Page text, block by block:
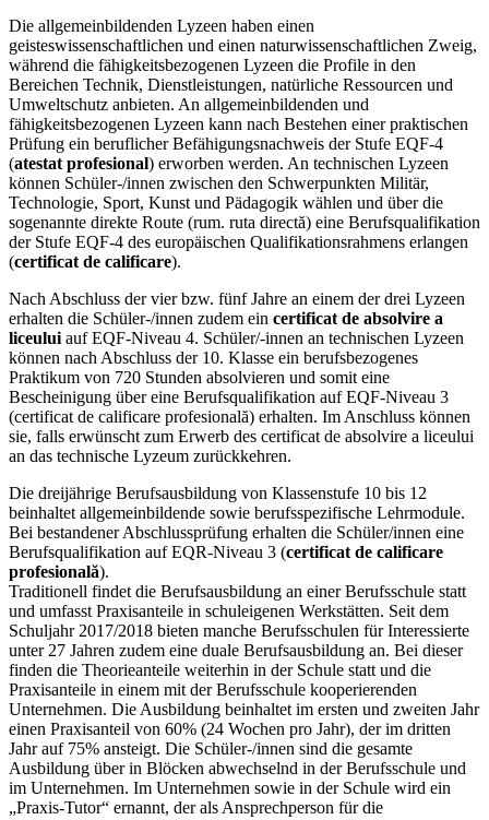
Die allgemeinbildenden Lyzeen haben einen
geisteswissenschaftlichen und einen naturwissenschaftlichen Zweig,
während die fähigkeitsbezogenen Lyzeen die Profile in den
Bereichen Technik, Dienstleistungen, natürliche Ressourcen und
Umweltschutz anbieten. An allgemeinbildenden und
fähigkeitsbezogenen Lyzeen kann nach Bestehen einer praktischen
Prüfung ein beruflicher Befähigungsnachweis der Stufe EQF-4
(atestat profesional) erworben werden. An technischen Lyzeen
können Schüler-/innen zwischen den Schwerpunkten Militär,
Technologie, Sport, Kunst und Pädagogik wählen und über die
sogenannte direkte Route (rum. ruta directă) eine Berufsqualifikation
der Stufe EQF-4 des europäischen Qualifikationsrahmens erlangen
(certificat de calificare).
Nach Abschluss der vier bzw. fünf Jahre an einem der drei Lyzeen
erhalten die Schüler-/innen zudem ein certificat de absolvire a
liceului auf EQF-Niveau 4. Schüler/-innen an technischen Lyzeen
können nach Abschluss der 10. Klasse ein berufsbezogenes
Praktikum von 720 Stunden absolvieren und somit eine
Bescheinigung über eine Berufsqualifikation auf EQF-Niveau 3
(certificat de calificare profesională) erhalten. Im Anschluss können
sie, falls erwünscht zum Erwerb des certificat de absolvire a liceului
an das technische Lyzeum zurückkehren.
Die dreijährige Berufsausbildung von Klassenstufe 10 bis 12
beinhaltet allgemeinbildende sowie berufsspezifische Lehrmodule.
Bei bestandener Abschlussprüfung erhalten die Schüler/innen eine
Berufsqualifikation auf EQR-Niveau 3 (certificat de calificare
profesională).
Traditionell findet die Berufsausbildung an einer Berufsschule statt
und umfasst Praxisanteile in schuleigenen Werkstätten. Seit dem
Schuljahr 2017/2018 bieten manche Berufsschulen für Interessierte
unter 27 Jahren zudem eine duale Berufsausbildung an. Bei dieser
finden die Theorieanteile weiterhin in der Schule statt und die
Praxisanteile in einem mit der Berufsschule kooperierenden
Unternehmen. Die Ausbildung beinhaltet im ersten und zweiten Jahr
einen Praxisanteil von 60% (24 Wochen pro Jahr), der im dritten
Jahr auf 75% ansteigt. Die Schüler-/innen sind die gesamte
Ausbildung über in Blöcken abwechselnd in der Berufsschule und
im Unternehmen. Im Unternehmen sowie in der Schule wird ein
„Praxis-Tutor“ ernannt, der als Ansprechperson für die